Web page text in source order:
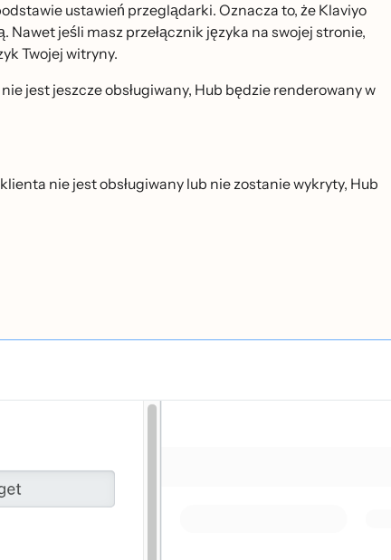
ustawień przeglądarki. Oznacza to, że Klaviyo
jeśli masz przełącznik języka na swojej stronie,
Twojej witryny.
jest jeszcze obsługiwany, Hub będzie renderowany w
nie jest obsługiwany lub nie zostanie wykryty, Hub